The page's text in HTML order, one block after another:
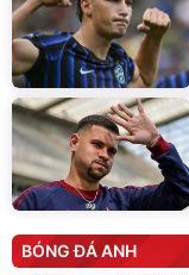
BÓNG ĐÁ ANH